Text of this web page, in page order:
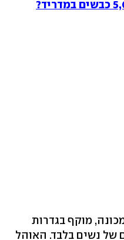
מוקף בגדרות
של נשים בלבד. האוהל